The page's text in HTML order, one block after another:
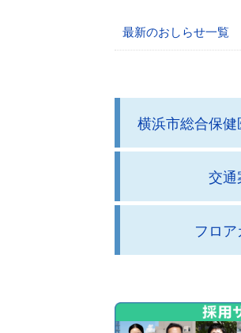
最新のおしらせ一覧
横浜市総合保
交通
フロ